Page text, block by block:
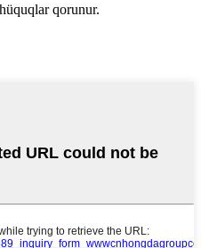
qorunur.